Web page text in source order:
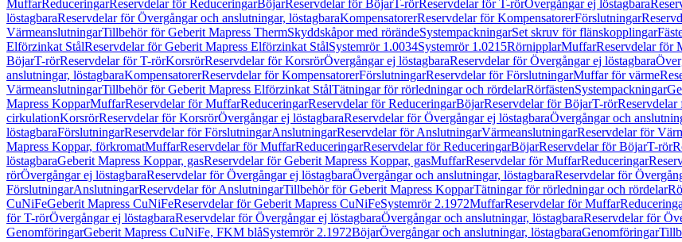
MuffarReduceringarReservdelar för ReduceringarBöjarReservdelar för BöjarT-rörReservdelar för T-rörÖvergångar ej löstagbara
löstagbaraReservdelar för Övergångar och anslutningar, löstagbaraKompensatorerReservdelar för KompensatorerFörslutningar
VärmeanslutningarTillbehör för Geberit Mapress ThermSkyddskåpor med rörändeSystempackningarSet skruv för flänskopplingar
Elförzinkat StålReservdelar för Geberit Mapress Elförzinkat StålSystemrör 1.0034Systemrör 1.0215RörnipplarMuffarReservdelar för
BöjarT-rörReservdelar för T-rörKorsrörReservdelar för KorsrörÖvergångar ej löstagbaraReservdelar för Övergångar ej löstagbara
anslutningar, löstagbaraKompensatorerReservdelar för KompensatorerFörslutningarReservdelar för FörslutningarMuffar för värme
VärmeanslutningarTillbehör för Geberit Mapress Elförzinkat StålTätningar för rörledningar och rördelarRörfästenSystempackningar
Mapress KopparMuffarReservdelar för MuffarReduceringarReservdelar för ReduceringarBöjarReservdelar för BöjarT-rör
cirkulationKorsrörReservdelar för KorsrörÖvergångar ej löstagbaraReservdelar för Övergångar ej löstagbaraÖvergångar och
löstagbaraFörslutningarReservdelar för FörslutningarAnslutningarReservdelar för AnslutningarVärmeanslutningarReservdelar för
Mapress Koppar, förkromatMuffarReservdelar för MuffarReduceringarReservdelar för ReduceringarBöjarReservdelar för BöjarT-rör
löstagbaraGeberit Mapress Koppar, gasReservdelar för Geberit Mapress Koppar, gasMuffarReservdelar för MuffarReduceringar
rörÖvergångar ej löstagbaraReservdelar för Övergångar ej löstagbaraÖvergångar och anslutningar, löstagbaraReservdelar för
FörslutningarAnslutningarReservdelar för AnslutningarTillbehör för Geberit Mapress KopparTätningar för rörledningar och rördelar
CuNiFeGeberit Mapress CuNiFeReservdelar för Geberit Mapress CuNiFeSystemrör 2.1972MuffarReservdelar för Muffar
för T-rörÖvergångar ej löstagbaraReservdelar för Övergångar ej löstagbaraÖvergångar och anslutningar, löstagbaraReservdelar för
GenomföringarGeberit Mapress CuNiFe, FKM blåSystemrör 2.1972BöjarÖvergångar och anslutningar, löstagbaraGenomföringar